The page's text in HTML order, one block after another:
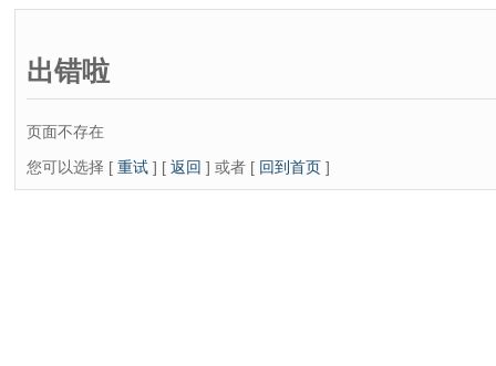
出错啦
页面不存在
您可以选择 [ 重试 ] [ 返回 ] 或者 [ 回到首页 ]